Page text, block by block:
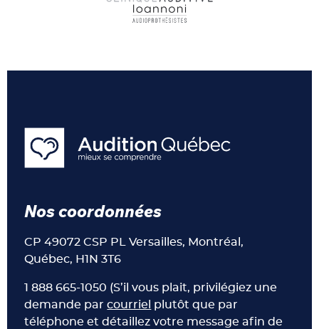
Nos coordonnées
CP 49072 CSP PL Versailles, Montréal,
Québec, H1N 3T6
1 888 665-1050 (S’il vous plait, privilégiez une
demande parcourriel plutôt que par
téléphone et détaillez votre message afin de